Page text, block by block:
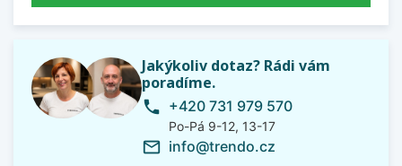
Jakýkoliv dotaz? Rádi vám
poradíme.
phone +420 731 979 570
Po-Pá 9-12, 13-17
mail_outline info@trendo.cz